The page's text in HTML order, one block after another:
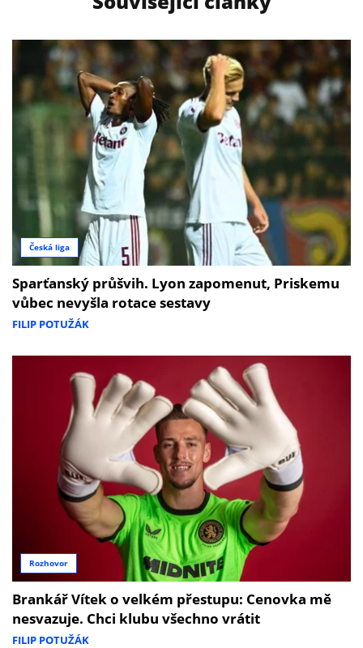
Česká liga
Sparťanský průšvih. Lyon zapomenut, Priskemu
vůbec nevyšla rotace sestavy
FILIP POTUŽÁK
Rozhovor
Brankář Vítek o velkém přestupu: Cenovka mě
nesvazuje. Chci klubu všechno vrátit
FILIP POTUŽÁK